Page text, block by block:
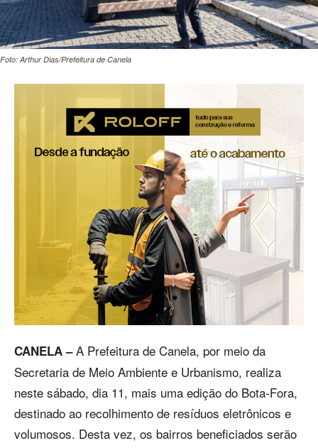
Foto: Arthur Dias/Prefeitura de Canela
CANELA –A Prefeitura de Canela, por meio da
Secretaria de Meio Ambiente e Urbanismo, realiza
neste sábado, dia 11, mais uma edição do Bota-Fora,
destinado ao recolhimento de resíduos eletrônicos e
volumosos. Desta vez, os bairros beneficiados serão